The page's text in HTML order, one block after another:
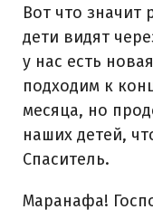
Вот что значит
дети видят
у нас есть
подходим к
месяца, но
наших детей,
Спаситель.
Маранафа!